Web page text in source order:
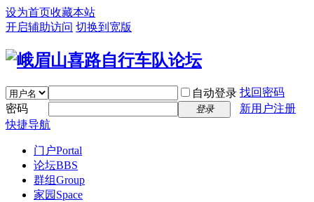
设为首页收藏本站
开启辅助访问 切换到宽版
自动登录 找回密码
密码
登录
新用户注册
快捷导航
门户Portal
论坛BBS
群组Group
家园 Space